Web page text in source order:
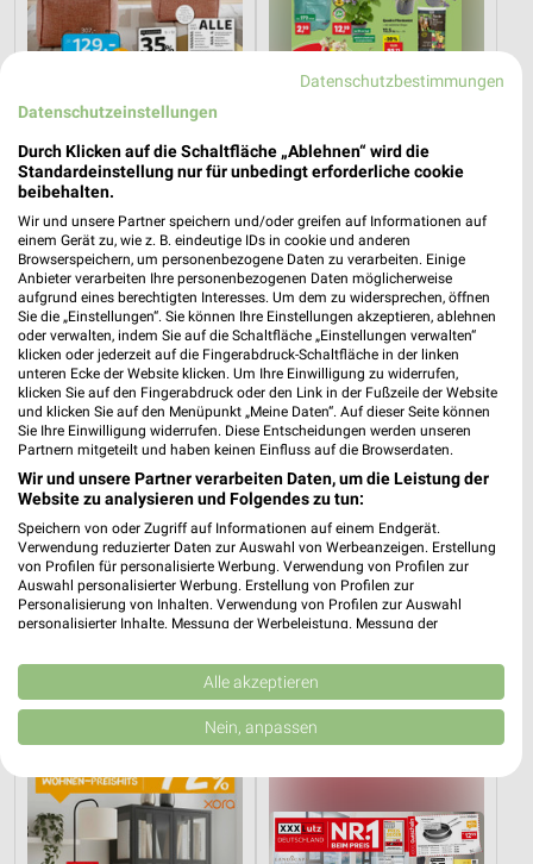
21 km
Junges Wohnen
37,7 km
Angebote ab 03.08.
XXXLutz
21 km
Noch morgen gültig
XXXLutz
21 km
Noch morgen gültig
XXXLutz XXXLutz
Datenschutzbestimmungen
Datenschutzeinstellungen
Durch Klicken auf die Schaltfläche „Ablehnen“ wird die
Standardeinstellung nur für unbedingt erforderliche cookie
beibehalten.
Wir und unsere Partner speichern und/oder greifen auf Informationen auf
einem Gerät zu, wie z. B. eindeutige IDs in cookie und anderen
Browserspeichern, um personenbezogene Daten zu verarbeiten. Einige
Anbieter verarbeiten Ihre personenbezogenen Daten möglicherweise
aufgrund eines berechtigten Interesses. Um dem zu widersprechen, öffnen
Sie die „Einstellungen“. Sie können Ihre Einstellungen akzeptieren, ablehnen
oder verwalten, indem Sie auf die Schaltfläche „Einstellungen verwalten“
klicken oder jederzeit auf die Fingerabdruck-Schaltfläche in der linken
unteren Ecke der Website klicken. Um Ihre Einwilligung zu widerrufen,
klicken Sie auf den Fingerabdruck oder den Link in der Fußzeile der Website
und klicken Sie auf den Menüpunkt „Meine Daten“. Auf dieser Seite können
Sie Ihre Einwilligung widerrufen. Diese Entscheidungen werden unseren
Partnern mitgeteilt und haben keinen Einfluss auf die Browserdaten.
Wir und unsere Partner verarbeiten Daten, um die Leistung der
Website zu analysieren und Folgendes zu tun:
Speichern von oder Zugriff auf Informationen auf einem Endgerät.
Verwendung reduzierter Daten zur Auswahl von Werbeanzeigen. Erstellung
von Profilen für personalisierte Werbung. Verwendung von Profilen zur
Auswahl personalisierter Werbung. Erstellung von Profilen zur
Personalisierung von Inhalten. Verwendung von Profilen zur Auswahl
personalisierter Inhalte. Messung der Werbeleistung. Messung der
Kombinationen von Daten aus verschiedenen Quellen. Entwicklung und
Verbesserung der Angebote. Verwendung reduzierter Daten zur Auswahl
von Inhalten.
Daten können außerhalb der Europäischen Union weitergegeben und in die
Website/App.
Partnerliste anzeigen (1 IAB-Anbieter)
Wir nutzen Ihre Daten für folgende Zwecke:
Alle akzeptieren
Nein, anpassen